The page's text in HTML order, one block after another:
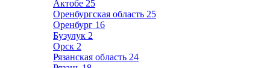
Актобе 25
Оренбургская область 25
Оренбург 16
Бузулук 2
Орск 2
Рязанская область 24